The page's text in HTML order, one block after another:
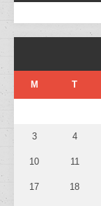
M T
3 4
10 11
17 18